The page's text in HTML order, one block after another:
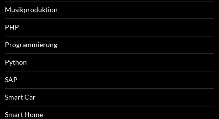
Musikproduktion
PHP
Programmierung
Python
SAP
Smart Car
Smart Home